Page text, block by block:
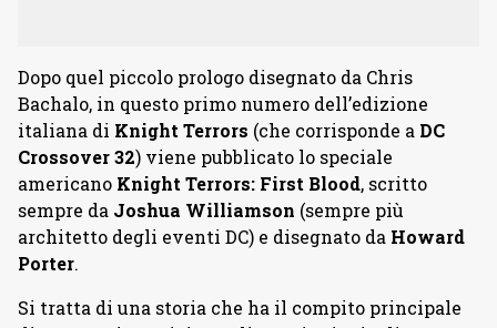
Dopo quel piccolo prologo disegnato da Chris
Bachalo, in questo primo numero dell’edizione
italiana di Knight Terrors (che corrisponde a DC
Crossover 32) viene pubblicato lo speciale
americano Knight Terrors: First Blood, scritto
sempre da Joshua Williamson (sempre più
architetto degli eventi DC) e disegnato da Howard
Porter.
Si tratta di una storia che ha il compito principale